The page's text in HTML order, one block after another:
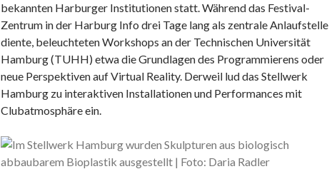
bekannten Harburger Institutionen statt. Während das Festival-
Zentrum in der Harburg Info drei Tage lang als zentrale Anlaufstelle
diente, beleuchteten Workshops an der Technischen Universität
Hamburg (TUHH) etwa die Grundlagen des Programmierens oder
neue Perspektiven auf Virtual Reality. Derweil lud das Stellwerk
Hamburg zu interaktiven Installationen und Performances mit
Clubatmosphäre ein.